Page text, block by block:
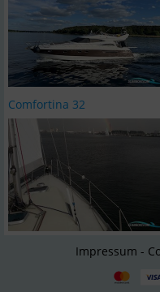
Comfortina 32
Impressum -